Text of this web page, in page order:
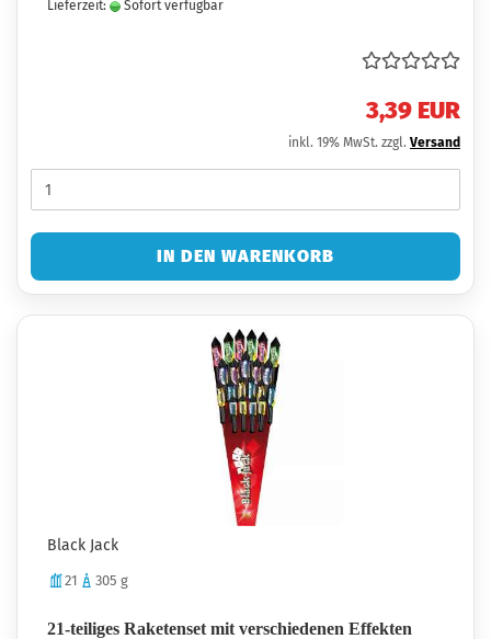
Lieferzeit: Sofort verfügbar
3,39 EUR
inkl. 19% MwSt. zzgl. Versand
IN DEN WARENKORB
Black Jack
21 305 g
21-teiliges Raketenset mit verschiedenen Effekten